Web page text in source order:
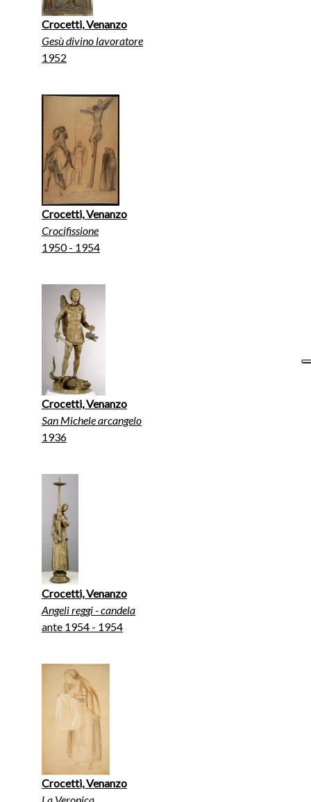
Crocetti, Venanzo
Gesù divino lavoratore
1952
Crocetti, Venanzo
Crocifissione
1950 - 1954
Crocetti, Venanzo
San Michele arcangelo
1936
Crocetti, Venanzo
Angeli reggi - candela
ante 1954 - 1954
Crocetti, Venanzo